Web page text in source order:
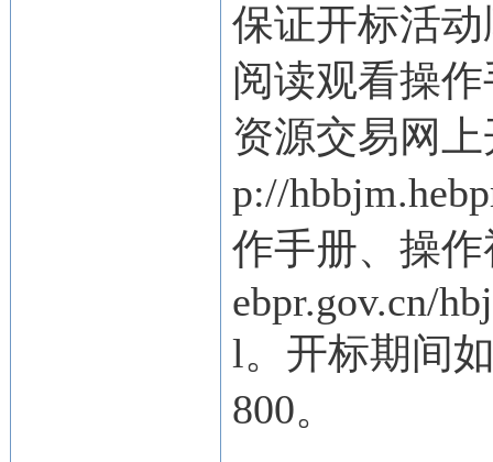
保证开标活
阅读观看操
资源交易网
p://
作手册、操
ebpr.gov.cn/
l。开标期间
800。